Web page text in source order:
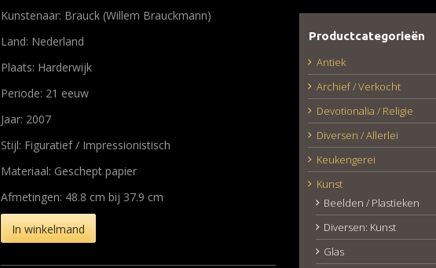
Kunstenaar: Brauck (Willem Brauckmann)
Land: Nederland
Plaats: Harderwijk
Periode: 21 eeuw
Jaar: 2007
Stijl: Figuratief / Impressionistisch
Materiaal: Geschept papier
Afmetingen: 48.8 cm bij 37.9 cm
In winkelmand
Productcategorieën
Antiek
Archief / Verkocht
Devotionalia / Religie
Diversen / Allerlei
Keukengerei
Kunst
Beelden / Plastieken
Diversen: Kunst
Glas